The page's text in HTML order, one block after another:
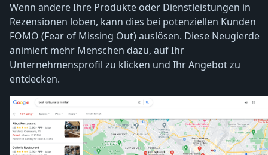
Wenn andere Ihre Produkte oder Dienstleistungen in
Rezensionen loben, kann dies bei potenziellen Kunden
FOMO (Fear of Missing Out) auslösen. Diese Neugierde
animiert mehr Menschen dazu, auf Ihr
Unternehmensprofil zu klicken und Ihr Angebot zu
entdecken.